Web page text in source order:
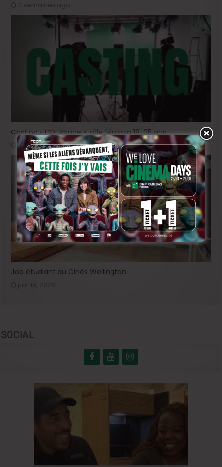
2 semaines ago
Casting « L’Or Rouge »: rôle féminin 18-25 ans
juin 29, 2026
Job étudiant au Cinés Wellington
SOCIAL